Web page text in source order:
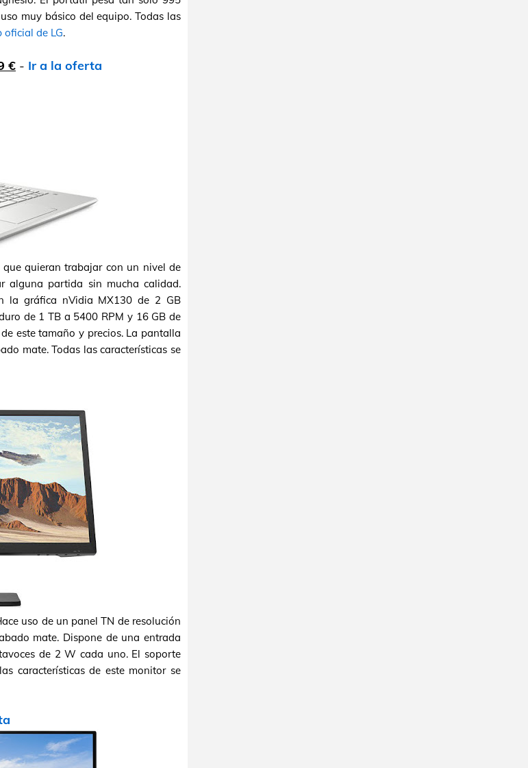
muy básico del equipo. Todas las
oficial de LG.
€ - Ir a la oferta
quieran trabajar con un nivel de
alguna partida sin mucha calidad.
la gráfica nVidia MX130 de 2 GB
de 1 TB a 5400 RPM y 16 GB de
este tamaño y precios. La pantalla
mate. Todas las características se
uso de un panel TN de resolución
mate. Dispone de una entrada
de 2 W cada uno. El soporte
características de este monitor se